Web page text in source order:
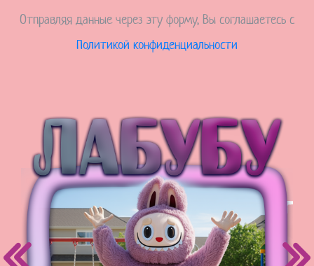
Отправляя данные через эту форму, Вы соглашаетесь с
Политикой конфиденциальности